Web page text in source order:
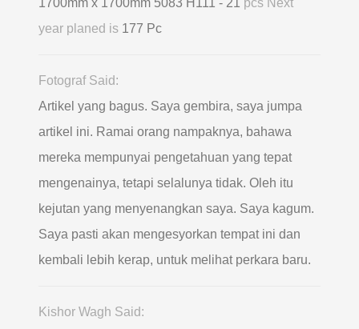
year planed is 177 Pc
Fotograf Said:
Artikel yang bagus. Saya gembira, saya jumpa
artikel ini. Ramai orang nampaknya, bahawa
mereka mempunyai pengetahuan yang tepat
mengenainya, tetapi selalunya tidak. Oleh itu
kejutan yang menyenangkan saya. Saya kagum.
Saya pasti akan mengesyorkan tempat ini dan
kembali lebih kerap, untuk melihat perkara baru.
Kishor Wagh Said: